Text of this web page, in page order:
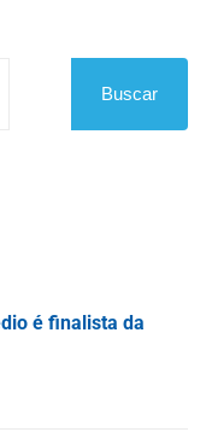
Buscar
é finalista da